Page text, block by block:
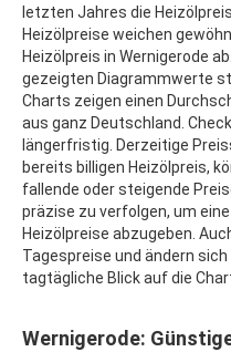
letzten Jahres die
Heizölpreise weichen
Heizölpreis in Wernigerode
gezeigten Diagrammwerte
Charts zeigen einen
aus ganz Deutschland.
längerfristig. Derzeitige
bereits billigen Heizölpreis,
fallende oder steigende
präzise zu verfolgen, um
Heizölpreise abzugeben.
Tagespreise und ändern
tagtägliche Blick auf die
Wernigerode: